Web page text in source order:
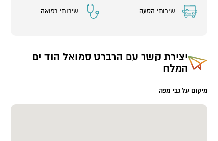
לגבי היקף פעילות השירותים ופתיחת המתקנים המוצעים במלון בזמן
השהייה הנבחר.
שירותי הסעה שירותי רפואה
יצירת קשר עם הרברט סמואל הוד ים
המלח
מיקום על גבי מפה